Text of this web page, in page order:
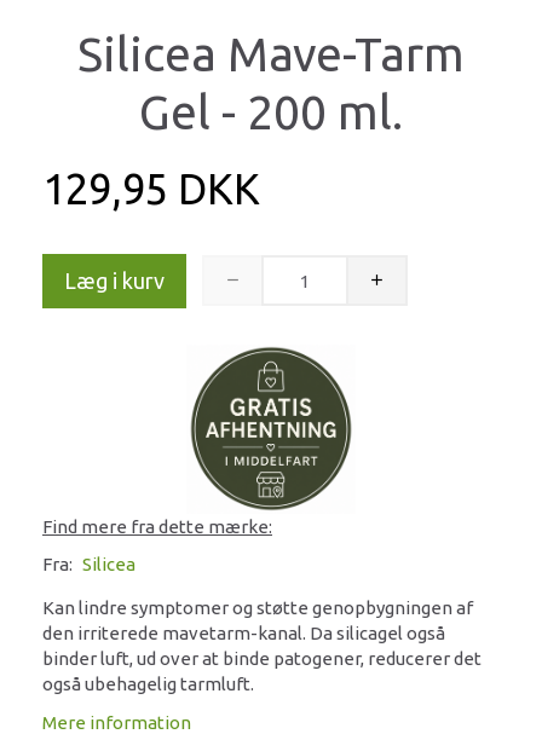
Silicea Mave-Tarm
Gel - 200 ml.
129,95 DKK
Læg i kurv
Find mere fra dette mærke:
Fra: Silicea
Kan lindre symptomer og støtte genopbygningen af
den irriterede mavetarm-kanal. Da silicagel også
binder luft, ud over at binde patogener, reducerer det
også ubehagelig tarmluft.
Mere information